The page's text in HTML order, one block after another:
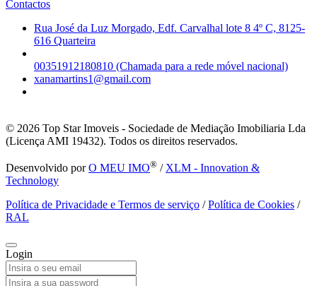
Contactos
Rua José da Luz Morgado, Edf. Carvalhal lote 8 4º C, 8125-
616 Quarteira
00351912180810 (Chamada para a rede móvel nacional)
xanamartins1@gmail.com
© 2026 Top Star Imoveis - Sociedade de Mediação Imobiliaria Lda
(Licença AMI 19432). Todos os direitos reservados.
Desenvolvido porO MEU IMO® / XLM - Innovation &
Technology
Política de Privacidade e Termos de serviço /Política de Cookies /
RAL
Login